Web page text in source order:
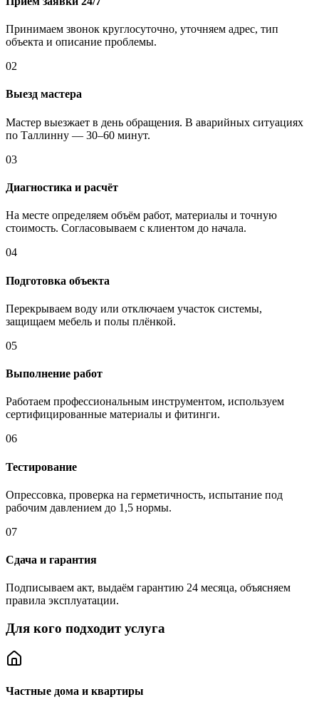
Принимаем звонок круглосуточно, уточняем адрес, тип
объекта и описание проблемы.
02
Выезд мастера
Мастер выезжает в день обращения. В аварийных ситуациях
по Таллинну — 30–60 минут.
03
Диагностика и расчёт
На месте определяем объём работ, материалы и точную
стоимость. Согласовываем с клиентом до начала.
04
Подготовка объекта
Перекрываем воду или отключаем участок системы,
защищаем мебель и полы плёнкой.
05
Выполнение работ
Работаем профессиональным инструментом, используем
сертифицированные материалы и фитинги.
06
Тестирование
Опрессовка, проверка на герметичность, испытание под
рабочим давлением до 1,5 нормы.
07
Сдача и гарантия
Подписываем акт, выдаём гарантию 24 месяца, объясняем
правила эксплуатации.
Для кого подходит услуга
Частные дома и квартиры